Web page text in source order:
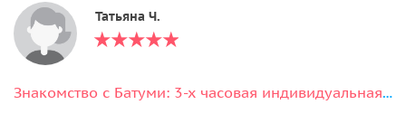
Татьяна Ч.
Знакомство с Батуми: 3-х часовая индивидуальная экскурсия по городу